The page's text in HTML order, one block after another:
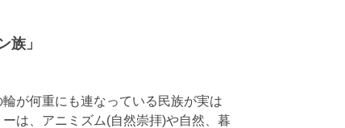
族」
が何重にも連なっている民族が実は
は、アニミズム(自然崇拝)や自然、暮